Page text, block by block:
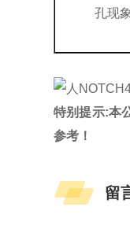
孔现
特别提示:本
参考！
留